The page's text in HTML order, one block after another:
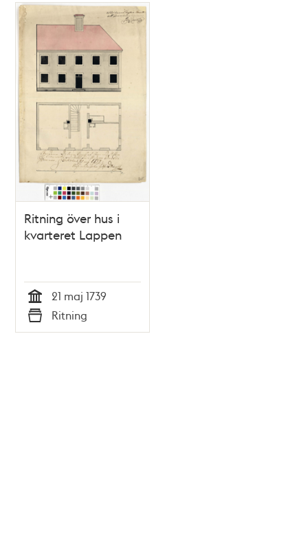
Ritning över hus i
kvarteret Lappen
Tid
21 maj 1739
Typ
Ritning